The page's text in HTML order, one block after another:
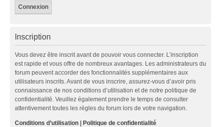
Inscription
Vous devez être inscrit avant de pouvoir vous connecter. L’inscription
est rapide et vous offre de nombreux avantages. Les administrateurs du
forum peuvent accorder des fonctionnalités supplémentaires aux
utilisateurs inscrits. Avant de vous inscrire, assurez-vous d’avoir pris
connaissance de nos conditions d’utilisation et de notre politique de
confidentialité. Veuillez également prendre le temps de consulter
attentivement toutes les règles du forum lors de votre navigation.
Conditions d’utilisation | Politique de confidentialité